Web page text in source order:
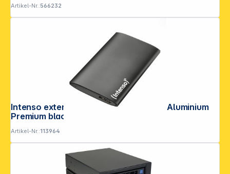
Artikel-Nr.:566232
Intenso externe SSD 1,8" 2TB USB 3.0 Aluminium
Premium black
Artikel-Nr.:113964